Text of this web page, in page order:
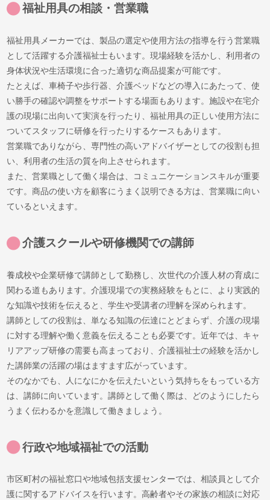
福祉用具の相談・営業職
福祉用具メーカーでは、製品の選定や使用方法の指導を行う営業職
として活躍する介護福祉士もいます。現場経験を活かし、利用者の
身体状況や生活環境に合った適切な商品提案が可能です。
たとえば、車椅子や歩行器、介護ベッドなどの導入にあたって、使
い勝手の確認や調整をサポートする場面もあります。施設や在宅介
護の現場に出向いて実演を行ったり、福祉用具の正しい使用方法に
ついてスタッフに研修を行ったりするケースもあります。
営業職でありながら、専門性の高いアドバイザーとしての役割も担
い、利用者の生活の質を向上させられます。
また、営業職として働く場合は、コミュニケーションスキルが重要
です。商品の使い方を顧客にうまく説明できる方は、営業職に向い
ているといえます。
介護スクールや研修機関での講師
養成校や企業研修で講師として勤務し、次世代の介護人材の育成に
関わる道もあります。介護現場での実務経験をもとに、より実践的
な知識や技術を伝えると、学生や受講者の理解を深められます。
講師としての役割は、単なる知識の伝達にとどまらず、介護の現場
に対する理解や働く意義を伝えることも必要です。近年では、キャ
リアアップ研修の需要も高まっており、介護福祉士の経験を活かし
た講師業の活躍の場はますます広がっています。
そのなかでも、人になにかを伝えたいという気持ちをもっている方
は、講師に向いています。講師として働く際は、どのようにしたら
うまく伝わるかを意識して働きましょう。
行政や地域福祉での活動
市区町村の福祉窓口や地域包括支援センターでは、相談員として介
護に関するアドバイスを行います。高齢者やその家族の相談に対応